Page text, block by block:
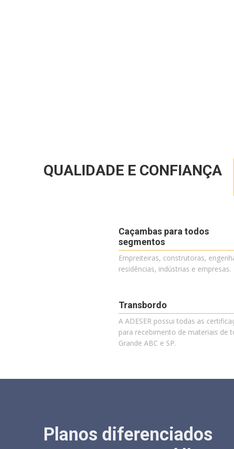
QUALIDADE E CONFIANÇA
Caçambas para todos
segmentos
Empreiteiras, construtoras,
residências, indústrias e empresas.
Transbordo
A ADESER possui todas as
para recebimento de materiais de
Grande ABC e SP.
Planos diferenciados